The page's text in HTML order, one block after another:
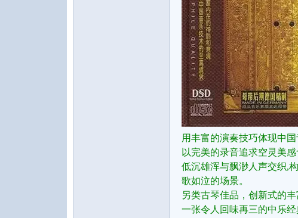
用丰富的演奏技巧体现中国
以完美的录音追求空灵美
低沉雄浑与飘渺人声交织,
歌如泣的场景。
另类古琴佳品，创新式的
一张令人回味再三的中乐经